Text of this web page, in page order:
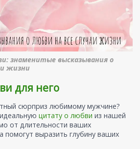
знаменитые высказывания о
жизни
для него
сюрприз любимому мужчине?
цитату о любви из нашей
от длительности ваших
помогут выразить глубину ваших